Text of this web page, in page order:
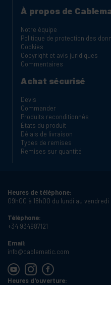
À propos de
Notre équipe
Politique de protection des
Cookies
Copyright et avis juridiques
Commentaires
Achat sécurisé
Devis
Commander
Produits reconditionnés
États du produit
Délais de livraison
Types de remises
Remises sur quantité
Heures de téléphone:
09h00 à 18h00 du lundi au vendredi
Téléphone:
+34 934987121
Email:
info@cablematic.com
Heures d'ouverture: